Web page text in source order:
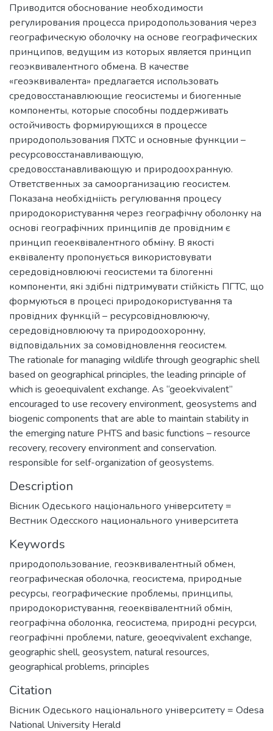
Приводится обоснование необходимости
регулирования процесса природопользования через
географическую оболочку на основе географических
принципов, ведущим из которых является принцип
геоэквивалентного обмена. В качестве
«геоэквивалента» предлагается использовать
средовосстанавлюющие геосистемы и биогенные
компоненты, которые способны поддерживать
остойчивость формирующихся в процессе
природопользования ПХТС и основные функции –
ресурсовосстанавливающую,
средовосстанавливающую и природоохранную.
Ответственных за самоорганизацию геосистем.
Показана необхідніість регулювання процесу
природокористування через географічну оболонку на
основі географічних принципів де провідним є
принцип геоеквівалентного обміну. В якості
еквіваленту пропонується використовувати
середовідновлюючі геосистеми та білогенні
компоненти, які здібні підтримувати стійкість ПГТС, що
формуються в процесі природокористування та
провідних функцій – ресурсовідновлюючу,
середовідновлюючу та природоохоронну,
відповідальних за сомовідновлення геосистем.
The rationale for managing wildlife through geographic shell
based on geographical principles, the leading principle of
which is geoequivalent exchange. As “geoekvivalent”
encouraged to use recovery environment, geosystems and
biogenic components that are able to maintain stability in
the emerging nature PHTS and basic functions – resource
recovery, recovery environment and conservation.
responsible for self-organization of geosystems.
Description
Вiсник Одеського нацiонального унiверситету =
Вестник Одесского национального университета
Keywords
природопользование, геоэквивалентный обмен,
географическая оболочка, геосистема, природные
ресурсы, географические проблемы, принципы,
природокористування, геоеквівалентний обмін,
географічна оболонка, геосистема, природні ресурси,
географічні проблеми, nature, geoeqvivalent exchange,
geographic shell, geosystem, natural resources,
geographical problems, principles
Citation
Вісник Одеського національного університету = Odesa
National University Herald